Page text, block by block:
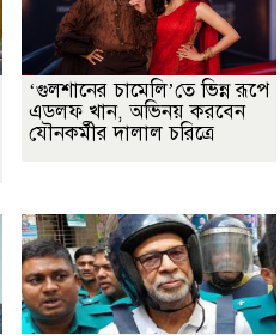
‘গুলশানের চামেলি’তে ভিন্ন রূপে
এডলফ খান, অভিনয় করবেন
যৌনকর্মীর দালাল চরিত্রে